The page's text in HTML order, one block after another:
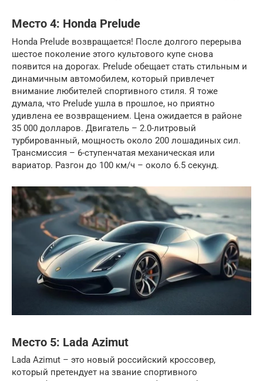
Место 4: Honda Prelude
Honda Prelude возвращается! После долгого перерыва
шестое поколение этого культового купе снова
появится на дорогах. Prelude обещает стать стильным и
динамичным автомобилем, который привлечет
внимание любителей спортивного стиля. Я тоже
думала, что Prelude ушла в прошлое, но приятно
удивлена ее возвращением. Цена ожидается в районе
35 000 долларов. Двигатель – 2.0-литровый
турбированный, мощность около 200 лошадиных сил.
Трансмиссия – 6-ступенчатая механическая или
вариатор. Разгон до 100 км/ч – около 6.5 секунд.
Место 5: Lada Azimut
Lada Azimut – это новый российский кроссовер,
который претендует на звание спортивного